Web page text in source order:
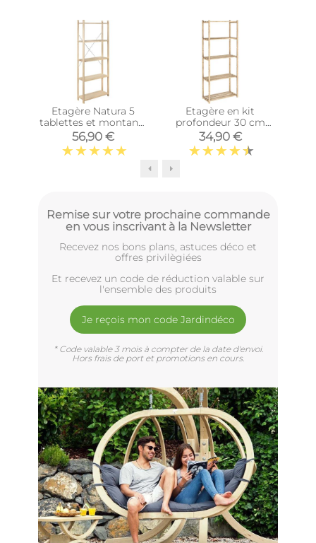
Etagère Natura 5
tablettes et montants
à lattes
56,90 €
Etagère en kit
profondeur 30 cm
Natura (5 tablettes)
34,90 €
Remise sur votre prochaine commande
en vous inscrivant à la Newsletter
Recevez nos bons plans, astuces déco et
offres privilègiées
Et recevez un code de réduction valable sur
l'ensemble des produits
Je reçois mon code Jardindéco
* Code valable 3 mois à compter de la date d'envoi.
Hors frais de port et promotions en cours.